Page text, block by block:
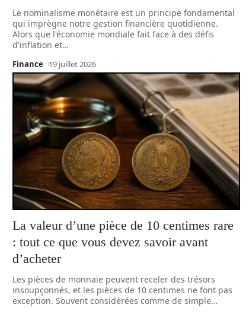
Le nominalisme monétaire est un principe fondamental
qui imprègne notre gestion financière quotidienne.
Alors que l'économie mondiale fait face à des défis
d'inflation et…
Finance 19 juillet 2026
La valeur d’une pièce de 10 centimes rare
: tout ce que vous devez savoir avant
d’acheter
Les pièces de monnaie peuvent receler des trésors
insoupçonnés, et les pièces de 10 centimes ne font pas
exception. Souvent considérées comme de simple…